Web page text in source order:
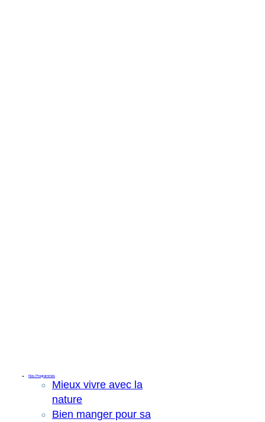
Nos Programmes
Mieux vivre avec la
nature
Bien manger pour sa